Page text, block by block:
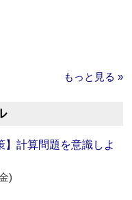
もっと見る »
】計算問題を意識しよ
)